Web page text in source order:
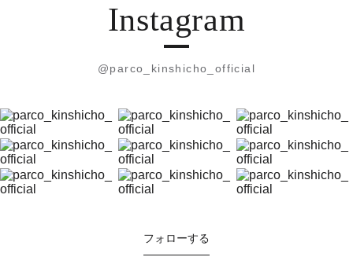
Instagram
@parco_kinshicho_official
フォローする